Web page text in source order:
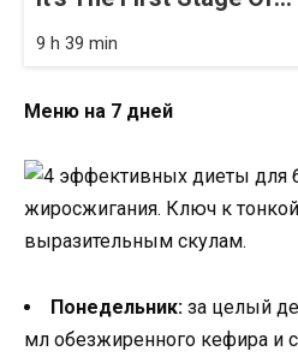
9 h 39 min
Меню на 7 дней
Понедельник: за целый
мл обезжиренного кефира и